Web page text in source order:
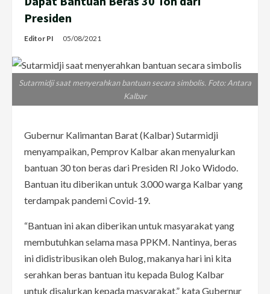
Presiden
Editor PI 05/08/2021
Sutarmidji saat menyerahkan bantuan secara simbolis. Foto: Antara
Kalbar
Gubernur Kalimantan Barat (Kalbar) Sutarmidji
menyampaikan, Pemprov Kalbar akan menyalurkan
bantuan 30 ton beras dari Presiden RI Joko Widodo.
Bantuan itu diberikan untuk 3.000 warga Kalbar yang
terdampak pandemi Covid-19.
“Bantuan ini akan diberikan untuk masyarakat yang
membutuhkan selama masa PPKM. Nantinya, beras
ini didistribusikan oleh Bulog, makanya hari ini kita
serahkan beras bantuan itu kepada Bulog Kalbar
untuk disalurkan kepada masyarakat,” kata Gubernur